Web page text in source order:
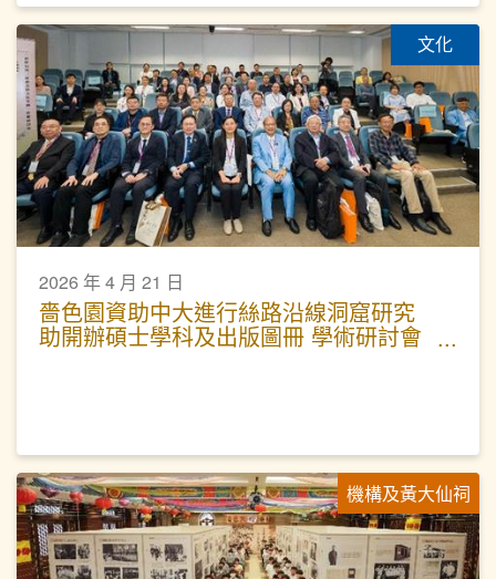
文化
2026 年 4 月 21 日
嗇色園資助中大進行絲路沿線洞窟研究
助開辦碩士學科及出版圖冊 學術研討會
機構及黃大仙祠